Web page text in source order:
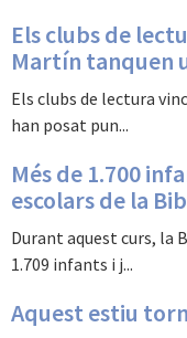
Els clubs de
Martín tanquen
Els clubs de lectura
han posat pun...
Més de 1.700
escolars de la
Durant aquest curs, la
1.709 infants i j...
Aquest estiu